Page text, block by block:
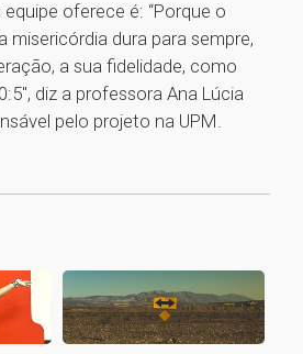
oferece é: “Porque o
misericórdia dura para sempre,
a sua fidelidade, como
diz a professora Ana Lúcia
pelo projeto na UPM.